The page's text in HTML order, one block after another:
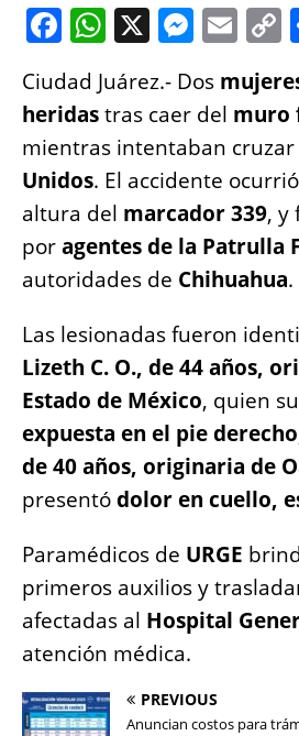
F
a
c
e
b
o
o
k
W
at
s
A
p
p
X M
ss
e
n
g
er
E
m
ai
l y
Ciudad Juárez.- Dos
heridastras caer del muro
mientras intentaban cruzar
Unidos. El accidente
altura del marcador 339, y
poragentes de la Patrulla
autoridades de Chihuahua.
Las lesionadas fueron
Lizeth C. O., de 44 años,
Estado de México, quien
expuesta en el pie derecho
de 40 años, originaria de
presentódolor en cuello,
Paramédicos de URGE
primeros auxilios y
afectadas al Hospital
atención médica.
PREVIOUS
Anuncian costos para